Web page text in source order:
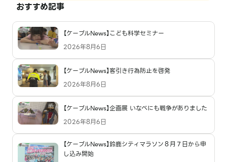
おすすめ記事
【ケーブルNews】こども科学セミナー
2026年8月6日
【ケーブルNews】客引き行為防止を啓発
2026年8月6日
【ケーブルNews】企画展 いなべにも戦争がありました
2026年8月6日
【ケーブルNews】鈴鹿シティマラソン８月７日から申
し込み開始